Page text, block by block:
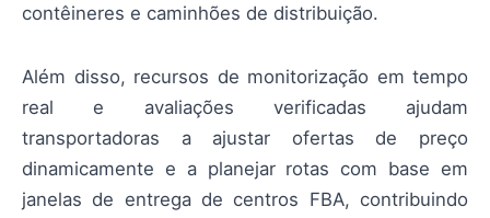
contêineres e caminhões de distribuição.
Além disso, recursos de monitorização em tempo
real e avaliações verificadas ajudam
transportadoras a ajustar ofertas de preço
dinamicamente e a planejar rotas com base em
janelas de entrega de centros FBA, contribuindo